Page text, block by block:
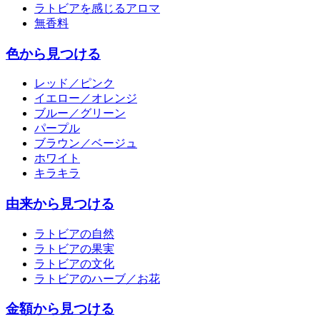
ラトビアを感じるアロマ
無香料
色から見つける
レッド／ピンク
イエロー／オレンジ
ブルー／グリーン
パープル
ブラウン／ベージュ
ホワイト
キラキラ
由来から見つける
ラトビアの自然
ラトビアの果実
ラトビアの文化
ラトビアのハーブ／お花
金額から見つける